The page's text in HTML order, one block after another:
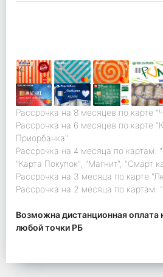
Рассрочка на 8 месяцев по карте
Рассрочка на 6 месяцев по карте
Приорбанка"
Рассрочка на 4 месяца по картам:
"Карта Покупок", "Магнит", "Смарт
Рассрочка на 3 месяца по карте
Рассрочка на 2 месяца по картам:
Возможна дистанционная оплата
любой точки РБ